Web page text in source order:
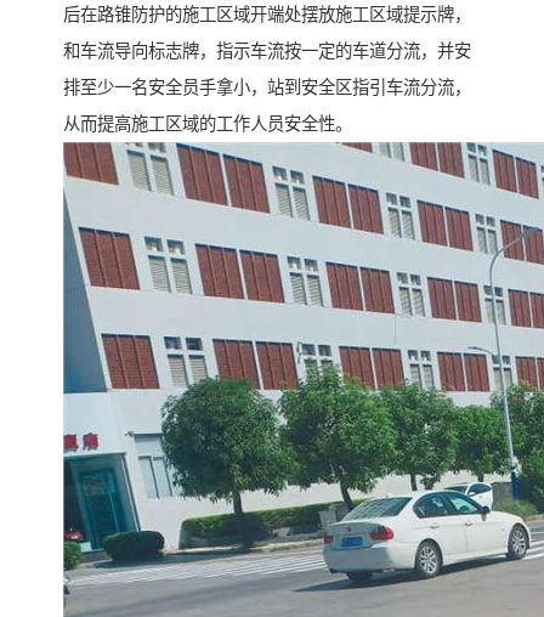
后在路锥防护的施工区域开端处摆放施工区域提示牌，
和车流导向标志牌，指示车流按一定的车道分流，并安
排至少一名安全员手拿小，站到安全区指引车流分流，
从而提高施工区域的工作人员安全性。